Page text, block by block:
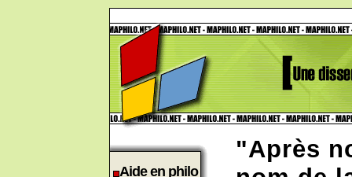
Aide en philo
"Après